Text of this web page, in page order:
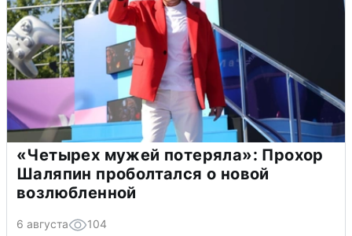
«Четырех мужей потеряла»: Прохор
Шаляпин проболтался о новой
возлюбленной
6 августа 104